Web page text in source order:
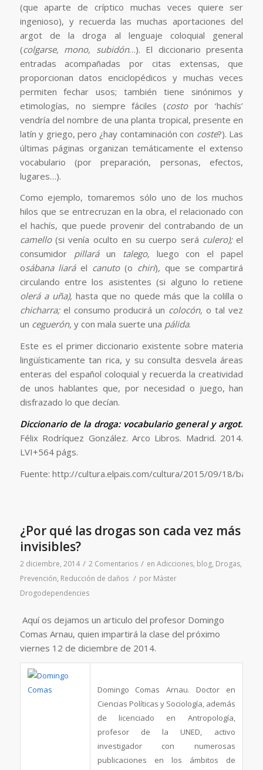
(que aparte de críptico muchas veces quiere ser
ingenioso), y recuerda las muchas aportaciones del
argot de la droga al lenguaje coloquial general
(colgarse, mono, subidón…). El diccionario presenta
entradas acompañadas por citas extensas, que
proporcionan datos enciclopédicos y muchas veces
permiten fechar usos; también tiene sinónimos y
etimologías, no siempre fáciles (costopor ‘hachís’
vendría del nombre de una planta tropical, presente en
latín y griego, pero ¿hay contaminación con coste?). Las
últimas páginas organizan temáticamente el extenso
vocabulario (por preparación, personas, efectos,
lugares…).
Como ejemplo, tomaremos sólo uno de los muchos
hilos que se entrecruzan en la obra, el relacionado con
el hachís, que puede provenir del contrabando de un
camello(si venía oculto en su cuerpo será culero);el
consumidor pillaráun talego, luego con el papel
osábana liaráel canuto(o chiri), que se compartirá
circulando entre los asistentes (si alguno lo retiene
olerá a uña), hasta que no quede más que la colilla o
chicharra;el consumo producirá un colocón, o tal vez
un ceguerón, y con mala suerte una pálida.
Este es el primer diccionario existente sobre materia
lingüísticamente tan rica, y su consulta desvela áreas
enteras del español coloquial y recuerda la creatividad
de unos hablantes que, por necesidad o juego, han
disfrazado lo que decían.
Diccionario de la droga: vocabulario general y argot.
Félix Rodríquez González. Arco Libros. Madrid. 2014.
LVI+564 págs.
Fuente: http://cultura.elpais.com/cultura/2015/09/18/
¿Por qué las drogas son cada vez más
invisibles?
2 diciembre, 2014 / 2 Comentarios / en Adicciones, blog, Drogas,
Prevención, Reducción de daños / por Màster
Drogodependencies
Aquí os dejamos un articulo del profesor Domingo
Comas Arnau, quien impartirá la clase del próximo
viernes 12 de diciembre de 2014.
Domingo Comas Arnau. Doctor en
Ciencias Políticas y Sociología, además
de licenciado en Antropología,
profesor de la UNED, activo
investigador con numerosas
publicaciones en los ámbitos de